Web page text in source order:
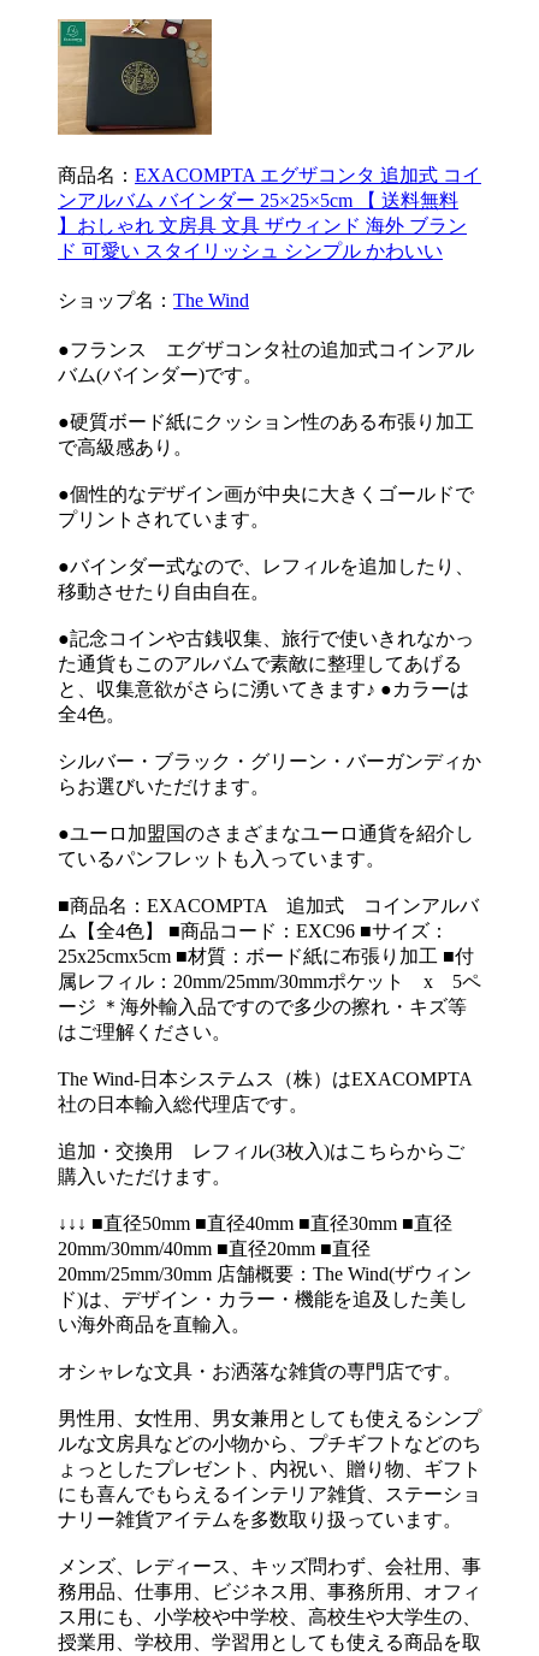
商品名： EXACOMPTA エグザコンタ 追加式 コイ
ンアルバム バインダー 25×25×5cm 【 送料無料
】おしゃれ 文房具 文具 ザウィンド 海外 ブラン
ド 可愛い スタイリッシュ シンプル かわいい
ショップ名： The Wind
●フランス エグザコンタ社の追加式コインアル
バム(バインダー)です。
●硬質ボード紙にクッション性のある布張り加工
で高級感あり。
●個性的なデザイン画が中央に大きくゴールドで
プリントされています。
●バインダー式なので、レフィルを追加したり、
移動させたり自由自在。
●記念コインや古銭収集、旅行で使いきれなかっ
た通貨もこのアルバムで素敵に整理してあげる
と、収集意欲がさらに湧いてきます♪ ●カラーは
全4色。
シルバー・ブラック・グリーン・バーガンディか
らお選びいただけます。
●ユーロ加盟国のさまざまなユーロ通貨を紹介し
ているパンフレットも入っています。
■商品名：EXACOMPTA 追加式 コインアルバ
ム【全4色】 ■商品コード：EXC96 ■サイズ：
25x25cmx5cm ■材質：ボード紙に布張り加工 ■付
属レフィル：20mm/25mm/30mmポケット x 5ペ
ージ ＊海外輸入品ですので多少の擦れ・キズ等
はご理解ください。
The Wind-日本システムス（株）はEXACOMPTA
社の日本輸入総代理店です。
追加・交換用 レフィル(3枚入)はこちらからご
購入いただけます。
↓↓↓ ■直径50mm ■直径40mm ■直径30mm ■直径
20mm/30mm/40mm ■直径20mm ■直径
20mm/25mm/30mm 店舗概要：The Wind(ザウィン
ド)は、デザイン・カラー・機能を追及した美し
い海外商品を直輸入。
オシャレな文具・お洒落な雑貨の専門店です。
男性用、女性用、男女兼用としても使えるシンプ
ルな文房具などの小物から、プチギフトなどのち
ょっとしたプレゼント、内祝い、贈り物、ギフト
にも喜んでもらえるインテリア雑貨、ステーショ
ナリー雑貨アイテムを多数取り扱っています。
メンズ、レディース、キッズ問わず、会社用、事
務用品、仕事用、ビジネス用、事務所用、オフィ
ス用にも、小学校や中学校、高校生や大学生の、
授業用、学校用、学習用としても使える商品を取